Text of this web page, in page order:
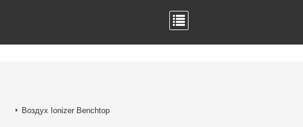
Воздух Ionizer Benchtop